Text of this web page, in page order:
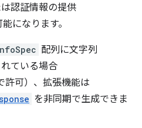
認証情報の提供
になります。
配列に文字列
ている場合
許可）、拡張機能は
を非同期で生成できま